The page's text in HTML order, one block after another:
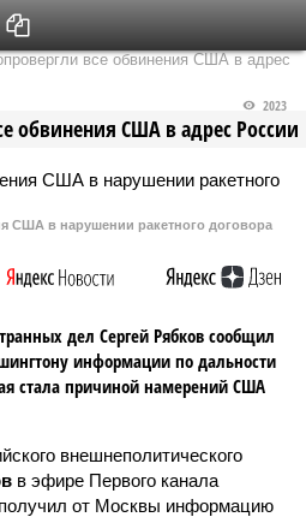
выпуск
все обвинения США в адрес
обвинения США в адрес России
2023
США в нарушении ракетного договора
дел Сергей Рябков сообщил
информации по дальности
стала причиной намерений США
внешнеполитического
в эфире Первого канала
от Москвы информацию